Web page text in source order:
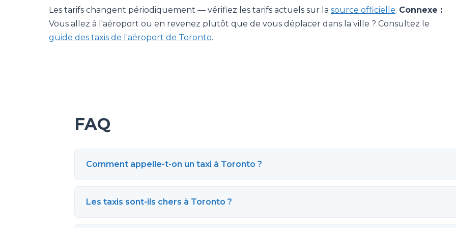
Les tarifs changent périodiquement — vérifiez les tarifs actuels sur la source officielle. Connexe :
Vous allez à l'aéroport ou en revenez plutôt que de vous déplacer dans la ville ? Consultez le
guide des taxis de l'aéroport de Toronto.
FAQ
Comment appelle-t-on un taxi à Toronto ?
Les taxis sont-ils chers à Toronto ?